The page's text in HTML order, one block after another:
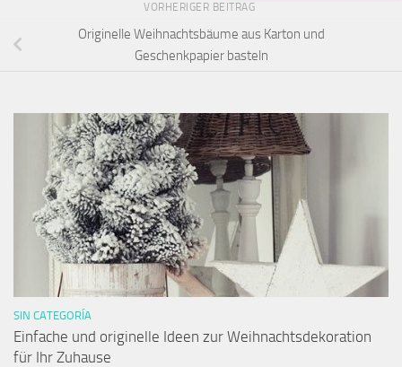
VORHERIGER BEITRAG
Originelle Weihnachtsbäume aus Karton und
Geschenkpapier basteln
SIN CATEGORÍA
Einfache und originelle Ideen zur Weihnachtsdekoration
für Ihr Zuhause